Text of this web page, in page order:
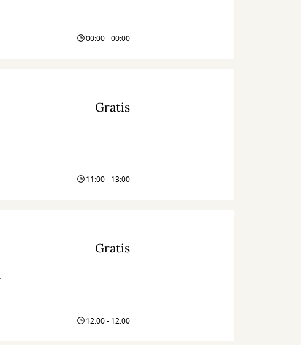
00:00 - 00:00
Gratis
11:00 - 13:00
Gratis
12:00 - 12:00